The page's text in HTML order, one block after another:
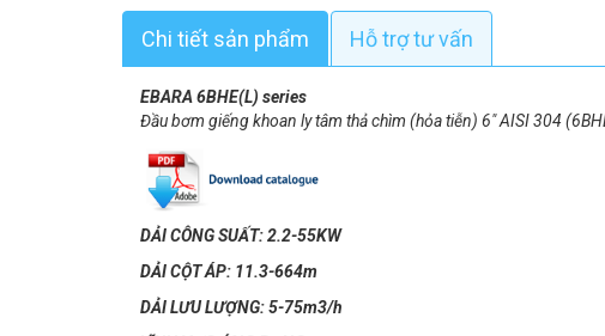
Chi tiết sản phẩm Hỗ trợ tư vấn
EBARA 6BHE(L) series
Đầu bơm giếng khoan ly tâm thả chìm (hỏa tiễn) 6" AISI 304
DẢI CÔNG SUẤT: 2.2-55KW
DẢI CỘT ÁP: 11.3-664m
DẢI LƯU LƯỢNG: 5-75m3/h